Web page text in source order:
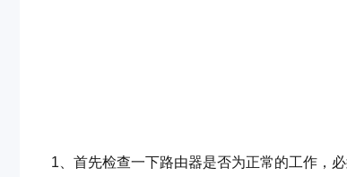
1、首先检查一下路由器是否为正常的工作，